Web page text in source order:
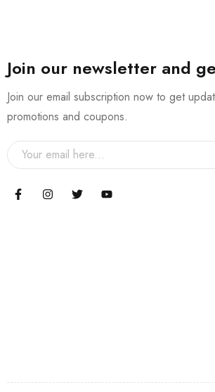
Join our newsletter and
Join our email subscription now to get
promotions and coupons.